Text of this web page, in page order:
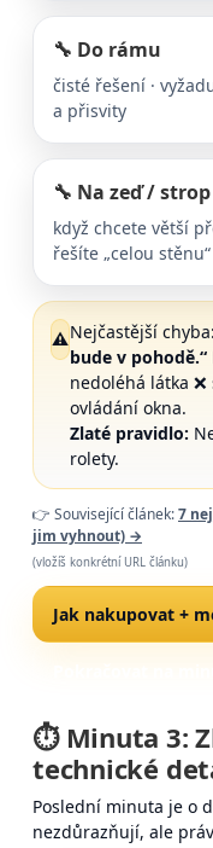
🔧 Do rámu
čisté řešení ·
a přisvity
🔧 Na zeď / strop
když chcete větší
řešíte „celou stěnu“
⚠️Nejčastější chyba:
bude v pohodě.“
nedoléhá látka
ovládání okna.
Zlaté pravidlo:
rolety.
👉 Související článek:7
jim vyhnout) →
(vložíš konkrétní URL článku)
Jak nakupovat +
⏱️ Minuta 3:
technické
Poslední minuta je o
nezdůrazňují, ale